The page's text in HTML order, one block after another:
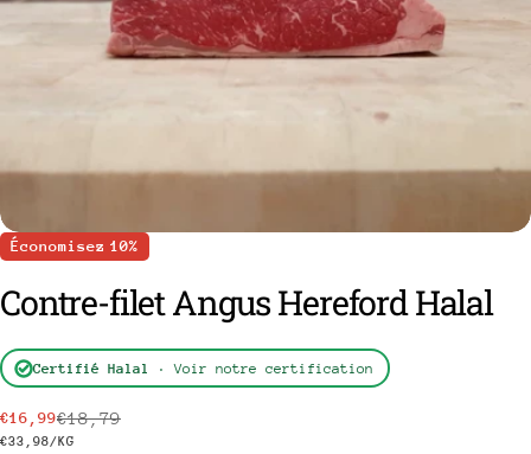
Économisez 10%
Contre-filet Angus Hereford Halal
Certifié Halal · Voir notre certification
Prix
€16,99
Prix €18,79
PRIX
€33,98/PAR
KG
poser une question
nom